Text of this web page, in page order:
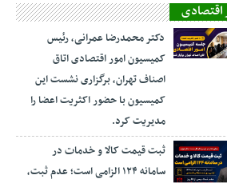
اقتصادی
دکتر محمدرضا عمرانی، رئیس
کمیسیون امور اقتصادی اتاق
اصناف تهران، برگزاری نشست این
کمیسیون با حضور اکثریت اعضا را
مدیریت کرد.
ثبت قیمت کالا و خدمات در
سامانه ۱۲۴ الزامی است؛ عدم ثبت،